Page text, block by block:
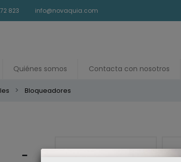
823 info@novaquia.com
Quiénes somos Contacta con nosotros
Bloqueadores